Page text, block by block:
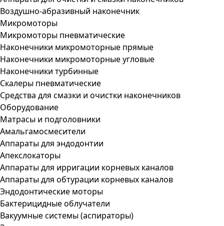
Воздушно-абразивный наконечник
Микромоторы
Микромоторы пневматические
Наконечники микромоторные прямые
Наконечники микромоторные угловые
Наконечники турбинные
Скалеры пневматические
Средства для смазки и очистки наконечников
Оборудование
Матрасы и подголовники
Амальгамосмесители
Аппараты для эндодонтии
Апекслокаторы
Аппараты для ирригации корневых каналов
Аппараты для обтурации корневых каналов
Эндодонтические моторы
Бактерицидные облучатели
Вакуумные системы (аспираторы)